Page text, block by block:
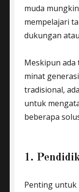
muda
mempelajari
dukungan
Meskipun ada
minat
tradisional,
untuk
beberapa
1.
Penting untuk